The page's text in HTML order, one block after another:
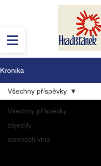
Kronika
Všechny příspěvky
zájezdy
slavnosti vína
Všechny příspěvky